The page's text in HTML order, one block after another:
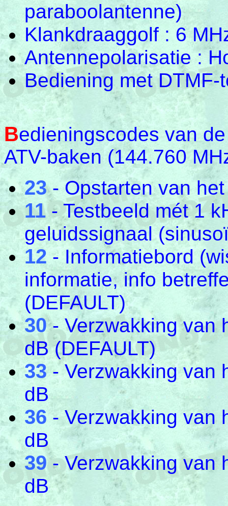
paraboolantenne)
Klankdraaggolf : 6
Antennepolarisatie :
Bediening met
Bedieningscodes van
ATV-baken (144.760
23- Opstarten van
11 - Testbeeld mét 1
geluidssignaal
12 - Informatiebord
informatie, info
(DEFAULT)
30- Verzwakking van
dB (DEFAULT)
33- Verzwakking van
dB
36 - Verzwakking van
dB
39- Verzwakking van
dB